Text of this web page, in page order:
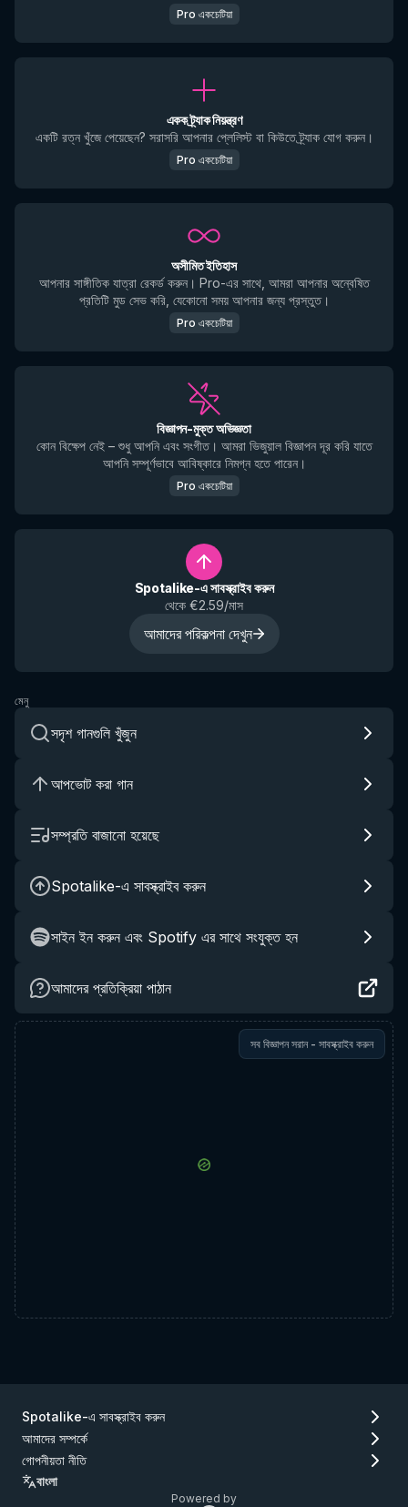
Pro একচেটিয়া
একক ট্র্যাক নিয়ন্ত্রণ
একটি রত্ন খুঁজে পেয়েছেন? সরাসরি আপনার প্লেলিস্ট বা কিউতে ট্র্যাক যোগ করুন।
Pro একচেটিয়া
অসীমিত ইতিহাস
আপনার সাঙ্গীতিক যাত্রা রেকর্ড করুন। Pro-এর সাথে, আমরা আপনার অন্বেষিত
প্রতিটি মুড সেভ করি, যেকোনো সময় আপনার জন্য প্রস্তুত।
Pro একচেটিয়া
বিজ্ঞাপন-মুক্ত অভিজ্ঞতা
কোন বিক্ষেপ নেই – শুধু আপনি এবং সংগীত। আমরা ভিজুয়াল বিজ্ঞাপন দূর করি যাতে
আপনি সম্পূর্ণভাবে আবিষ্কারে নিমগ্ন হতে পারেন।
Pro একচেটিয়া
Spotalike-এ সাবস্ক্রাইব করুন
থেকে €2.59/মাস
আমাদের পরিকল্পনা দেখুন
মেনু
সদৃশ গানগুলি খুঁজুন
আপভোট করা গান
সম্প্রতি বাজানো হয়েছে
Spotalike-এ সাবস্ক্রাইব করুন
সাইন ইন করুন এবং Spotify এর সাথে সংযুক্ত হন
আমাদের প্রতিক্রিয়া পাঠান
সব বিজ্ঞাপন সরান - সাবস্ক্রাইব করুন
Spotalike-এ সাবস্ক্রাইব করুন
আমাদের সম্পর্কে
গোপনীয়তা নীতি
বাংলা
Powered by